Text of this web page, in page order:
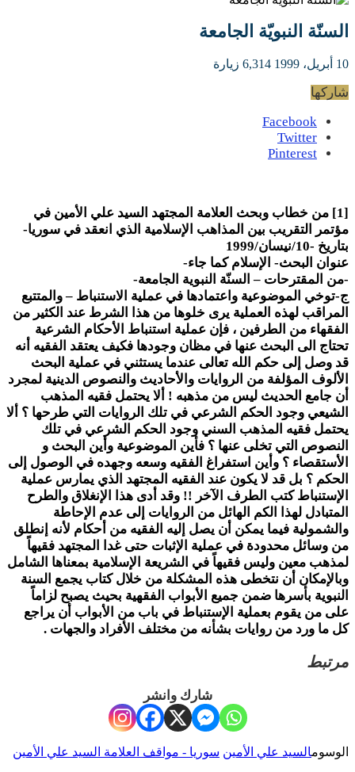
السنّة النبويّة الجامعة
10 أبريل، 1999 6,314 زيارة
شاركها
Facebook
Twitter
Pinterest
[1] من خطاب وبحث العلامة المجتهد السيد علي الأمين في
مؤتمر التقريب بين المذاهب الإسلامية الذي انعقد في سوريا-
بتاريخ -10/نيسان/1999
عنوان البحث- الإسلام كما جاء-
-من المقترحات – السنّة النبوية الجامعة-
ج-توخي الموضوعية واعتمادها في عملية الاستنباط – والمتتبع
المراقب لهذه العملية يرى خلوها من هذا الشرط عند الكثير من
الفقهاء من الطرفين ، فإن عملية استنباط الأحكام الشرعية
تحتاج الى البحث عنها في مظان وجودها فكيف يعتقد الفقيه أنه
قد وصل إلى حكم الله تعالى عندما يستثني في عملية البحث
الألوف المؤلفة من الروايات والأحاديث والنصوص الدينية لمجرد
أن جامع الحديث ليس من مذهبه ! ألا يحتمل فقيه المذهب
الشيعي وجود الحكم الشرعي في تلك الروايات التي طرحها ؟ ألا
يحتمل فقيه المذهب السني وجود الحكم الشرعي في تلك
النصوص التي تخلى عنها ؟ فأين الموضوعية وأين البحث و
الأستقصاء ؟ وأين استفراغ الفقيه وسعه وجهده في الوصول إلى
الحكم ؟ بل قد لا يكون عند الفقيه المجتهد الذي يمارس عملية
الإستنباط كتب الطرف الآخر !! وقد أدى هذا الإنغلاق والطرح
المتبادل لهذا الكم الهائل من الروايات إلى عدم الإحاطة
والشمولية فيما يمكن أن يصل إليه الفقيه من أحكام لأنه إنطلق
من وسائل محدودة في عملية الإثبات حتى غدا المجتهد فقيهاً
لمذهب معين وليس فقيهاً في الشريعة الإسلامية بمعناها الشامل
وبالإمكان أن نتخطى هذه المشكلة من خلال كتاب يجمع السنة
النبوية بأسرها ضمن جميع الأبواب الفقهية بحيث يصبح لزاماً
على من يقوم بعملية الإستنباط في باب من الأبواب أن يراجع
كل ما ورد من روايات بشأنه من مختلف الأفراد والجهات .
مرتبط
شارك وانشر
الوسومالسيد علي الأمين سوريا - مواقف العلامة السيد علي الأمين